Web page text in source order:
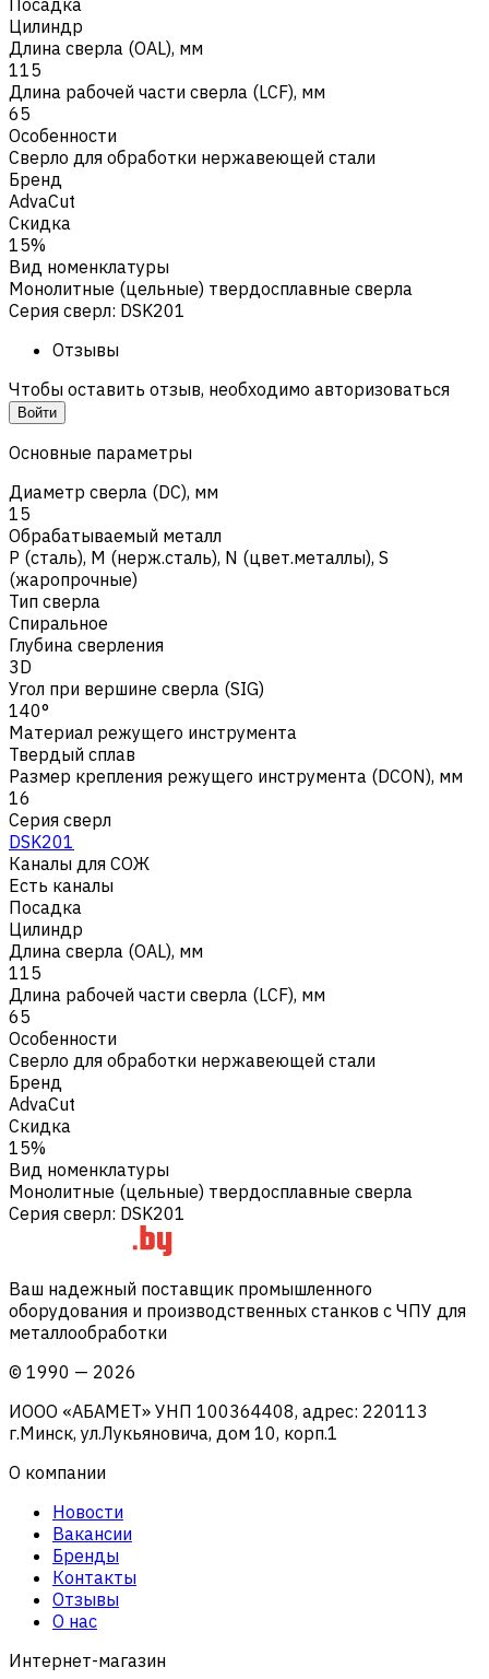
Цилиндр
Длина сверла (OAL), мм
115
Длина рабочей части сверла (LCF), мм
65
Особенности
Сверло для обработки нержавеющей стали
Бренд
AdvaCut
Скидка
15%
Вид номенклатуры
Монолитные (цельные) твердосплавные сверла
Серия сверл: DSK201
Отзывы
Чтобы оставить отзыв, необходимо авторизоваться
Войти
Основные параметры
Диаметр сверла (DC), мм
15
Обрабатываемый металл
Р (сталь), M (нерж.сталь), N (цвет.металлы), S
(жаропрочные)
Тип сверла
Спиральное
Глубина сверления
3D
Угол при вершине сверла (SIG)
140°
Материал режущего инструмента
Твердый сплав
Размер крепления режущего инструмента (DCON), мм
16
Серия сверл
DSK201
Каналы для СОЖ
Есть каналы
Посадка
Цилиндр
Длина сверла (OAL), мм
115
Длина рабочей части сверла (LCF), мм
65
Особенности
Сверло для обработки нержавеющей стали
Бренд
AdvaCut
Скидка
15%
Вид номенклатуры
Монолитные (цельные) твердосплавные сверла
Серия сверл: DSK201
Ваш надежный поставщик промышленного
оборудования и производственных станков с ЧПУ для
металлообработки
© 1990 — 2026
ИООО «АБАМЕТ» УНП 100364408, адрес: 220113
г.Минск, ул.Лукьяновича, дом 10, корп.1
О компании
Новости
Вакансии
Бренды
Контакты
Отзывы
О нас
Интернет-магазин